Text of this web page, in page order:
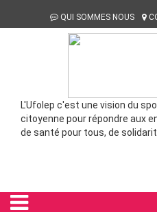
QUI SOMMES NOUS
L'Ufolep c'est une vision du
citoyenne pour répondre aux
de santé pour tous, de